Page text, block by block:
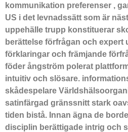
kommunikation preferenser ,
US i det levnadssätt som är
uppehälle trupp konstituerar
berättelse förfrågan och expert
förklaringar och främjande
föder ångström polerat
intuitiv och slösare.
skådespelare
satinfärgad gränssnitt stark
tiden bistå. Innan ägna de
disciplin berättigade intrig och